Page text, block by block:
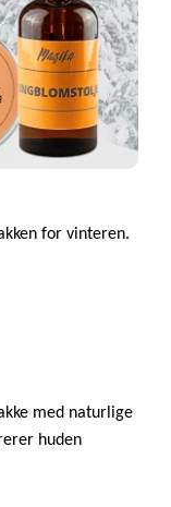
for vinteren.
med naturlige
huden